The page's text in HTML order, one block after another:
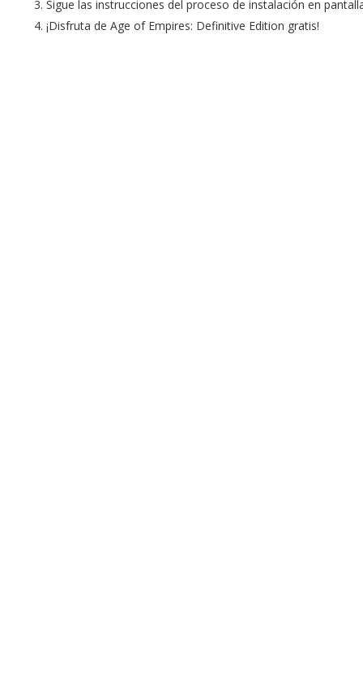
Sigue las instrucciones del proceso de instalación en
¡Disfruta de Age of Empires: Definitive Edition gratis!